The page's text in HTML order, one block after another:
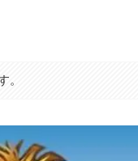
。